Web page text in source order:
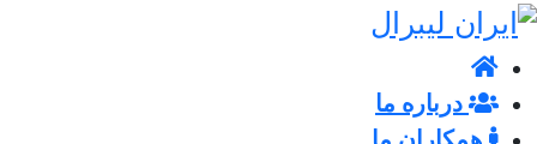
درباره ما